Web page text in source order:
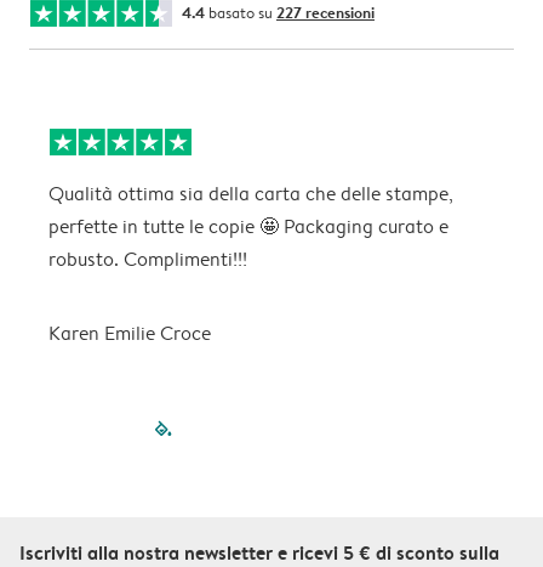
4.4 basato su 227 recensioni
Qualità ottima sia della carta che delle stampe,
perfette in tutte le copie 🤩 Packaging curato e
robusto. Complimenti!!!
Karen Emilie Croce
filled-pagination
Iscriviti alla nostra newsletter e ricevi 5 € di sconto sulla